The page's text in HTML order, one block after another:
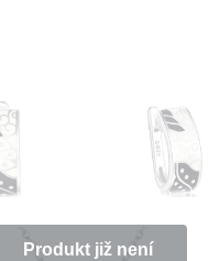
Produkt již není